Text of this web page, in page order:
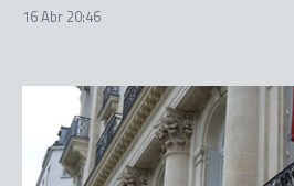
16 Abr 20:46